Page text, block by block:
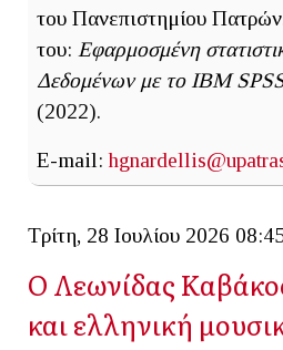
του Πανεπιστημίου
του: Εφαρμοσμένη
Δεδομένων με το IBM
(2022).
E-mail:
Τρίτη, 28 Ιουλίου 2026
Ο Λεωνίδας
και ελληνική